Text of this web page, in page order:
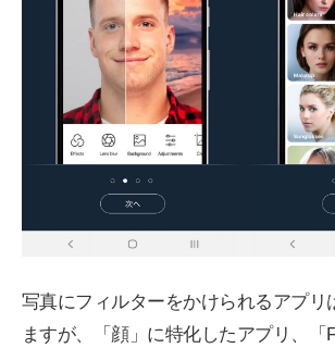
写真にフィルターをかけられるアプリ
ますが、「顔」に特化したアプリ、「